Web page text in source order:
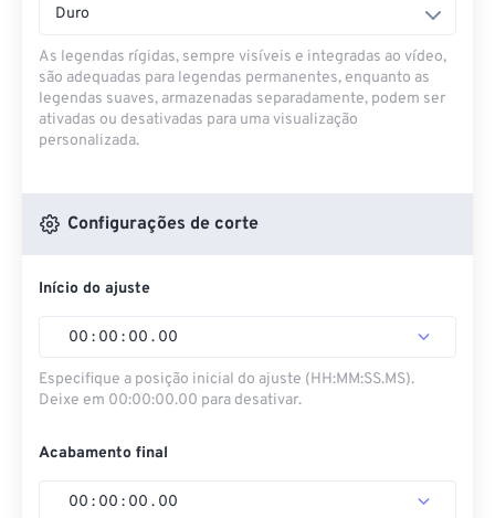
Duro
As legendas rígidas, sempre visíveis e integradas ao vídeo,
são adequadas para legendas permanentes, enquanto as
legendas suaves, armazenadas separadamente, podem ser
ativadas ou desativadas para uma visualização
personalizada.
Configurações de corte
Início do ajuste
00 : 00 : 00 . 00
Especifique a posição inicial do ajuste (HH:MM:SS.MS).
Deixe em 00:00:00.00 para desativar.
Acabamento final
00 : 00 : 00 . 00